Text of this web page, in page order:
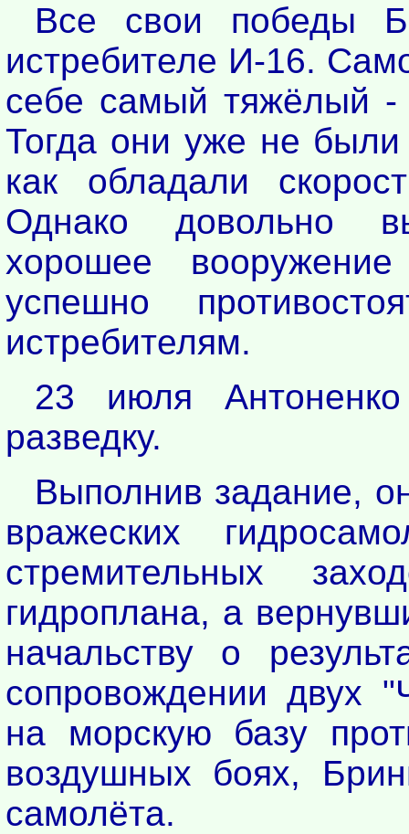
Все свои победы
истребителе И-16.
себе самый тяжёлый
Тогда они уже не
как обладали
Однако довольно
хорошее
успешно
истребителям.
23 июля
разведку.
Выполнив задание,
вражеских
стремительных
гидроплана, а
начальству о
сопровождении двух
на морскую базу
воздушных боях,
самолёта.